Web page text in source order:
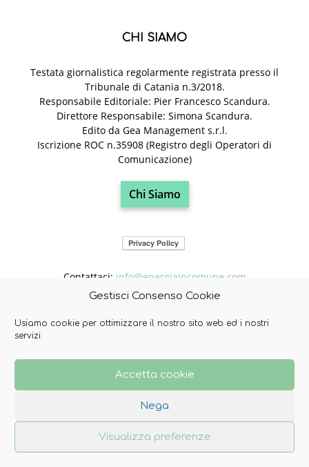
Gestisci Consenso Cookie
Usiamo cookie per ottimizzare il nostro sito web ed i nostri
servizi.
Accetta cookie
Nega
Visualizza preferenze
CHI SIAMO
Testata giornalistica regolarmente registrata presso il
Tribunale di Catania n.3/2018.
Responsabile Editoriale: Pier Francesco Scandura.
Direttore Responsabile: Simona Scandura.
Edito da Gea Management s.r.l.
Iscrizione ROC n.35908 (Registro degli Operatori di
Comunicazione)
Chi Siamo
Contattaci: info@energiaincomune.com
SEGUICI
Contatti Privacy Policy
Politica dei cookie (UE)
© Copyright 2022 -Energia In Comune. Tutti i diritti riservati.
Realizzazione sito